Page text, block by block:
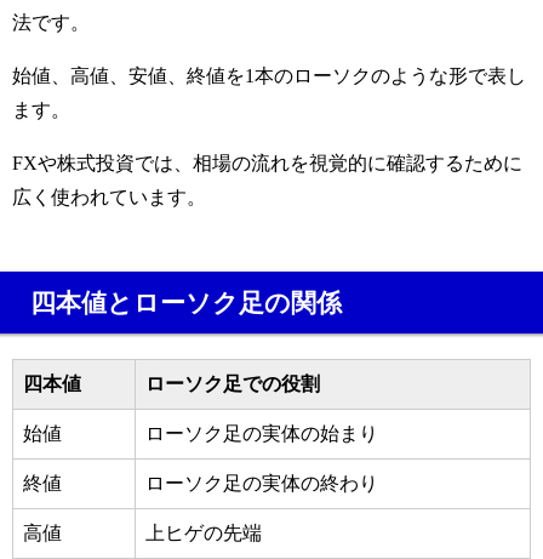
法です。
始値、高値、安値、終値を1本のローソクのような形で表し
ます。
FXや株式投資では、相場の流れを視覚的に確認するために
広く使われています。
四本値とローソク足の関係
四本値 ローソク足での役割
始値 ローソク足の実体の始まり
終値 ローソク足の実体の終わり
高値 上ヒゲの先端